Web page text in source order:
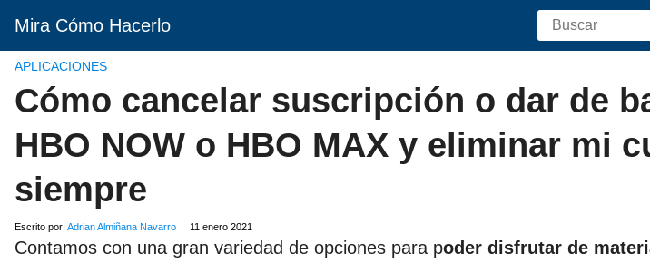
Mira Cómo Hacerlo
APLICACIONES
Cómo cancelar suscripción o dar de
HBO NOW o HBO MAX y eliminar mi
siempre
Escrito por: Adrian Almiñana Navarro 11 enero 2021
Contamos con una gran variedad de opciones para poder disfrutar de